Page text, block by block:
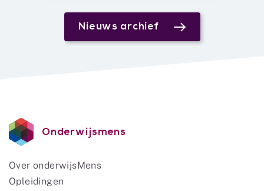
Nieuws archief
Onderwijsmens
Over onderwijsMens
Opleidingen